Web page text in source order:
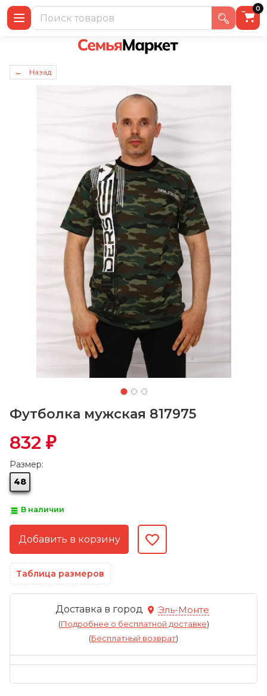
0
← Назад
Футболка мужская 817975
832 ₽
Размер:
48
В наличии
Таблица размеров
Доставка в город Эль-Монте
(Подробнее о бесплатной доставке)
(Бесплатный возврат)